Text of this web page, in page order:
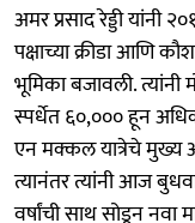
अमर प्रसाद रेड्डी यांनी
पक्षाच्या क्रीडा आणि
भूमिका बजावली.
स्पर्धेत ६०,००० हून
एन मक्कल यात्रेचे मुख्य
त्यानंतर त्यांनी आज
वर्षांची साथ सोडून नवा